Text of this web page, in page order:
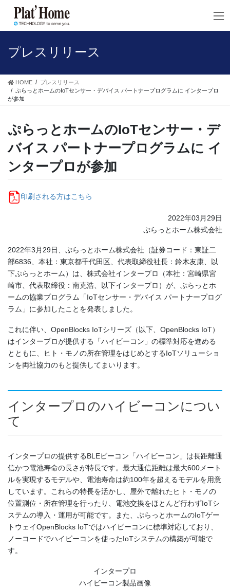
プレスリリース
HOME
プレスリリース
ぷらっとホームのIoTセンサー・デバイス パートナープログラムに インタープロ
が参加
ぷらっとホームのIoTセンサー・デ
バイス パートナープログラムに イ
ンタープロが参加
印刷される方はこちら
2022年03月29日
ぷらっとホーム株式会社
2022年3月29日、ぷらっとホーム株式会社（証券コード：東証二
部6836、本社：東京都千代田区、代表取締役社長：鈴木友康、以
下ぷらっとホーム）は、株式会社インタープロ（本社：宮崎県宮
崎市、代表取締役：南克浩、以下インタープロ）が、ぷらっとホ
ームの協業プログラム「IoTセンサー・デバイス パートナープログ
ラム」に参加したことを発表しました。
これに伴い、OpenBlocks IoTシリーズ（以下、OpenBlocks IoT）
はインタープロが提供する「ハイビーコン」の標準対応を進める
とともに、ヒト・モノの所在管理をはじめとするIoTソリューショ
ンを両社協力のもと提供してまいります。
インタープロのハイビーコンについ
て
インタープロの提供するBLEビーコン「ハイビーコン」は長距離通
信かつ電池寿命の長さが特長です。最大通信距離は最大600メート
ルを実現するモデルや、電池寿命は約100年を超えるモデルを用意
しています。これらの特長を活かし、屋外で離れたヒト・モノの
位置測位・所在管理を行ったり、電池交換をほとんど行わずIoTシ
ステムの導入・運用が可能です。また、ぷらっとホームのIoTゲー
トウェイOpenBlocks IoTではハイビーコンに標準対応しており、
ノーコードでハイビーコンを使ったIoTシステムの構築が可能で
す。
インタープロ
ハイビーコン製品画像